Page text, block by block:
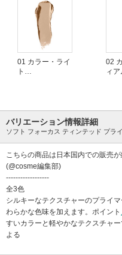
01 カラー・ライ
ト
02
ィア
バリエーション情報詳細
ソフト フォーカス ティンテッド プラ
こちらの商品は日本国内での販売が
(@cosme編集部)
------------------
全3色
シルキーなテクスチャーのプライ
わらかな色味を加えます。ポイント
すいカラーと軽やかなテクスチャ
よる